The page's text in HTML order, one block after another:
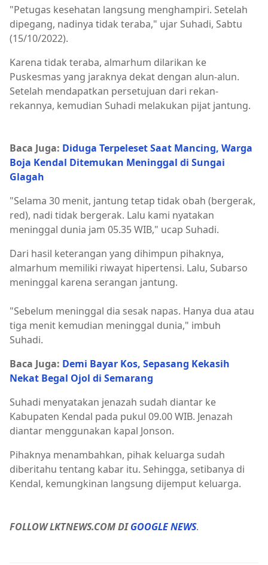
"Petugas kesehatan langsung menghampiri. Setelah
dipegang, nadinya tidak teraba," ujar Suhadi, Sabtu
(15/10/2022).
Karena tidak teraba, almarhum dilarikan ke
Puskesmas yang jaraknya dekat dengan alun-alun.
Setelah mendapatkan persetujuan dari rekan-
rekannya, kemudian Suhadi melakukan pijat jantung.
Baca Juga: Diduga Terpeleset Saat Mancing, Warga
Boja Kendal Ditemukan Meninggal di Sungai
Glagah
"Selama 30 menit, jantung tetap tidak obah (bergerak,
red), nadi tidak bergerak. Lalu kami nyatakan
meninggal dunia jam 05.35 WIB," ucap Suhadi.
Dari hasil keterangan yang dihimpun pihaknya,
almarhum memiliki riwayat hipertensi. Lalu, Subarso
meninggal karena serangan jantung.
"Sebelum meninggal dia sesak napas. Hanya dua atau
tiga menit kemudian meninggal dunia," imbuh
Suhadi.
Baca Juga: Demi Bayar Kos, Sepasang Kekasih
Nekat Begal Ojol di Semarang
Suhadi menyatakan jenazah sudah diantar ke
Kabupaten Kendal pada pukul 09.00 WIB. Jenazah
diantar menggunakan kapal Jonson.
Pihaknya menambahkan, pihak keluarga sudah
diberitahu tentang kabar itu. Sehingga, setibanya di
Kendal, kemungkinan langsung dijemput keluarga.
FOLLOW LKTNEWS.COM DIGOOGLE NEWS.